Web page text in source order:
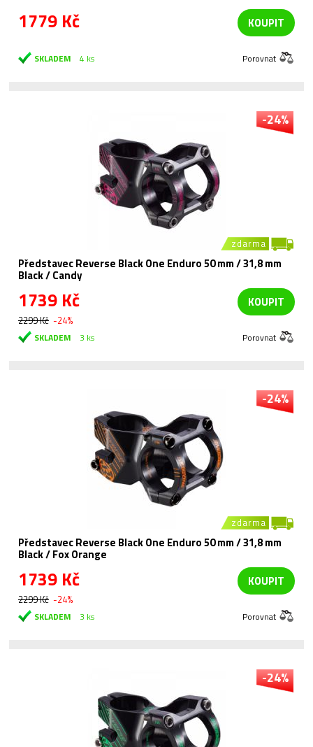
1779 Kč KOUPIT
SKLADEM 4 ks Porovnat
-24%
zdarma
Představec Reverse Black One Enduro 50 mm / 31,8 mm
Black / Candy
1739 Kč
2299 Kč -24%
KOUPIT
SKLADEM 3 ks Porovnat
-24%
zdarma
Představec Reverse Black One Enduro 50 mm / 31,8 mm
Black / Fox Orange
1739 Kč
2299 Kč -24%
KOUPIT
SKLADEM 3 ks Porovnat
-24%